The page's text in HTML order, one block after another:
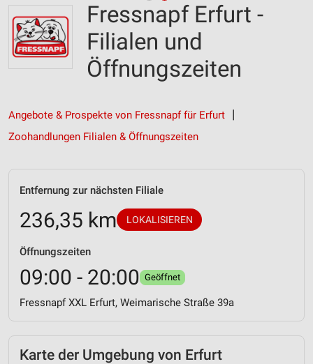
Fressnapf Erfurt -
Filialen und
Öffnungszeiten
Angebote & Prospekte von Fressnapf für Erfurt
Zoohandlungen Filialen & Öffnungszeiten
Entfernung zur nächsten Filiale
236,35 km LOKALISIEREN
Öffnungszeiten
09:00 - 20:00 Geöffnet
Fressnapf XXL Erfurt, Weimarische Straße 39a
Karte der Umgebung von Erfurt